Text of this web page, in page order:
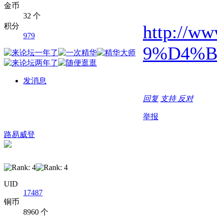
金币
32 个
积分
979
发消息
http://
回复 支持 反对
举报
路易威登
UID
17487
铜币
8960 个